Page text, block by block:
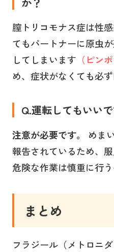
膣トリコモナス症は性
てもパートナーに原虫
してしまいます （ピン
め、症状がなくても必
Q.運転してもいい
注意が必要です。
めま
報告されているため、
危険な作業は慎重に行う
まとめ
フラジール（メトロニダ